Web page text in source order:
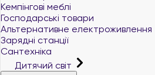
Кемпінгові меблі
Господарські товари
Альтернативне електроживлення
Зарядні станції
Сантехніка
Дитячий світ